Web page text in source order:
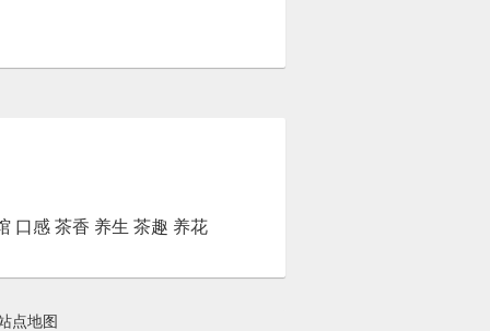
口感 茶香 养生 茶趣 养花
点地图